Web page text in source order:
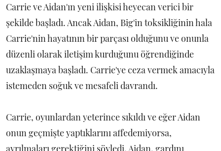
Carrie ve Aidan'ın yeni ilişkisi heyecan verici bir
şekilde başladı. Ancak Aidan, Big'in toksikliğinin hala
Carrie'nin hayatının bir parçası olduğunu ve onunla
düzenli olarak iletişim kurduğunu öğrendiğinde
uzaklaşmaya başladı. Carrie'ye ceza vermek amacıyla
istemeden soğuk ve mesafeli davrandı.
Carrie, oyunlardan yeterince sıkıldı ve eğer Aidan
onun geçmişte yaptıklarını affedemiyorsa,
ayrılmaları gerektiğini söyledi. Aidan, gardını